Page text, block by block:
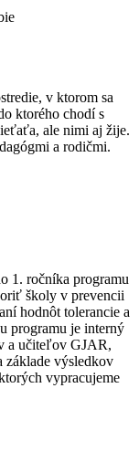
v ktorom sa
ktorého chodí s
ale nimi aj žije.
a rodičmi.
1. ročníka programu
školy v prevencii
hodnôt tolerancie a
programu je interný
a učiteľov GJAR,
základe výsledkov
vypracujeme